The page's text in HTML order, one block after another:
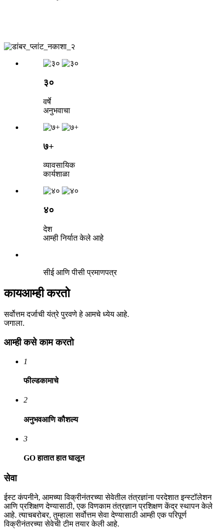
३०
वर्षे
अनुभवाचा
७+
व्यावसायिक
कार्यशाळा
४०
देश
आम्ही निर्यात केले आहे
सीई आणि पीसी प्रमाणपत्र
कायआम्ही करतो
सर्वोत्तम दर्जाची यंत्रे पुरवणे हे आमचे ध्येय आहे.
जगाला.
आम्ही कसे काम करतो
1
फील्डकामाचे
2
अनुभवआणि कौशल्य
3
GOहातात हात घालून
सेवा
ईस्ट कंपनीने, आमच्या विक्रीनंतरच्या सेवेतील तंत्रज्ञांना परदेशात इन्स्टॉलेशन
आणि प्रशिक्षण देण्यासाठी, एक विणकाम तंत्रज्ञान प्रशिक्षण केंद्र स्थापन केले
आहे. त्याचबरोबर, तुम्हाला सर्वोत्तम सेवा देण्यासाठी आम्ही एक परिपूर्ण
विक्रीनंतरच्या सेवेची टीम तयार केली आहे.